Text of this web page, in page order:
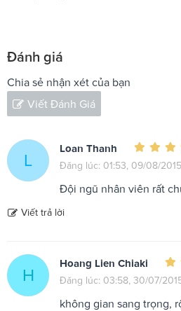
Đánh giá
Chia sẻ nhận xét của bạn
Viết Đánh Giá
L
Loan Thanh
Đăng lúc: 01:53, 09/08/2015
Đội ngũ nhân viên rất
Viết trả lời
H
Hoang Lien Chiaki
Đăng lúc: 03:58, 30/07/
không gian sang trọng,